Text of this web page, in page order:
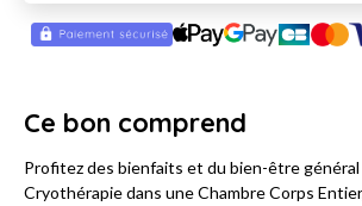
Ce bon comprend
Profitez des bienfaits et du bien-être général
Cryothérapie dans une Chambre Corps